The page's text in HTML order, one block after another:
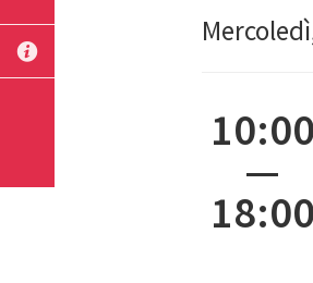
INVIA
10:00
—
18:00